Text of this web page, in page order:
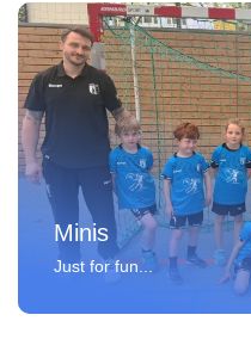
Minis
Just for fun...